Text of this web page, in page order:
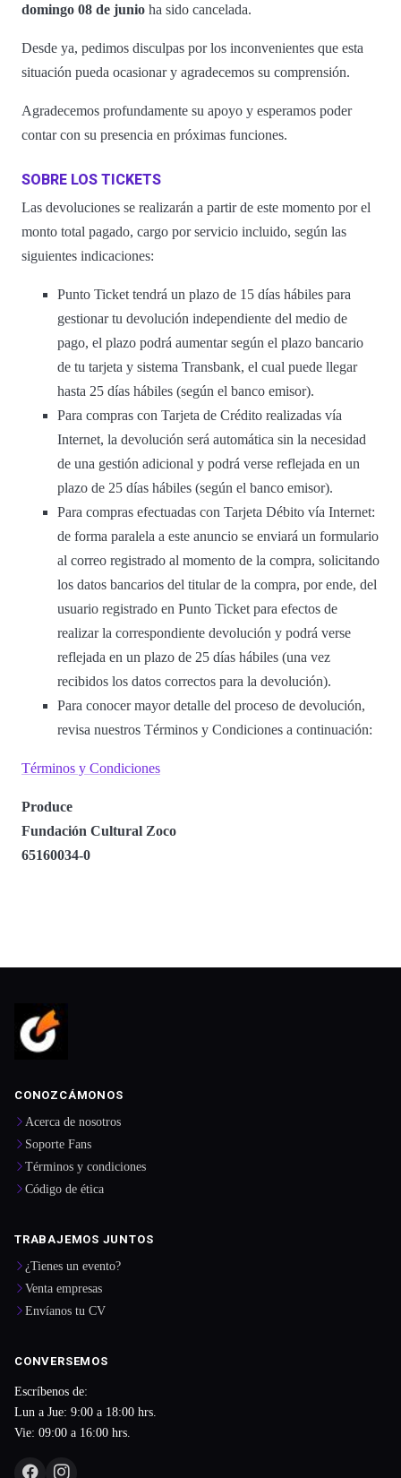
domingo 08 de junio ha sido cancelada.
Desde ya, pedimos disculpas por los inconvenientes que esta
situación pueda ocasionar y agradecemos su comprensión.
Agradecemos profundamente su apoyo y esperamos poder
contar con su presencia en próximas funciones.
SOBRE LOS TICKETS
Las devoluciones se realizarán a partir de este momento por el
monto total pagado, cargo por servicio incluido, según las
siguientes indicaciones:
Punto Ticket tendrá un plazo de 15 días hábiles para
gestionar tu devolución independiente del medio de
pago, el plazo podrá aumentar según el plazo bancario
de tu tarjeta y sistema Transbank, el cual puede llegar
hasta 25 días hábiles (según el banco emisor).
Para compras con Tarjeta de Crédito realizadas vía
Internet, la devolución será automática sin la necesidad
de una gestión adicional y podrá verse reflejada en un
plazo de 25 días hábiles (según el banco emisor).
Para compras efectuadas con Tarjeta Débito vía Internet:
de forma paralela a este anuncio se enviará un formulario
al correo registrado al momento de la compra, solicitando
los datos bancarios del titular de la compra, por ende, del
usuario registrado en Punto Ticket para efectos de
realizar la correspondiente devolución y podrá verse
reflejada en un plazo de 25 días hábiles (una vez
recibidos los datos correctos para la devolución).
Para conocer mayor detalle del proceso de devolución,
revisa nuestros Términos y Condiciones a continuación:
Términos y Condiciones
Produce
Fundación Cultural Zoco
65160034-0
CONOZCÁMONOS
Acerca de nosotros
Soporte Fans
Términos y condiciones
Código de ética
TRABAJEMOS JUNTOS
¿Tienes un evento?
Venta empresas
Envíanos tu CV
CONVERSEMOS
Escríbenos de:
Lun a Jue: 9:00 a 18:00 hrs.
Vie: 09:00 a 16:00 hrs.